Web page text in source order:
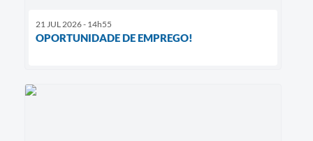
21 JUL 2026 - 14h55
OPORTUNIDADE DE EMPREGO!